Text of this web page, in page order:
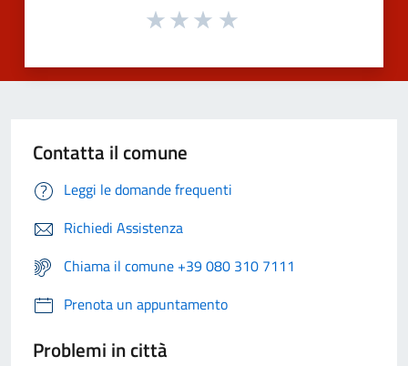
Contatta il comune
Leggi le domande frequenti
Richiedi Assistenza
Chiama il comune +39 080 310 7111
Prenota un appuntamento
Problemi in città